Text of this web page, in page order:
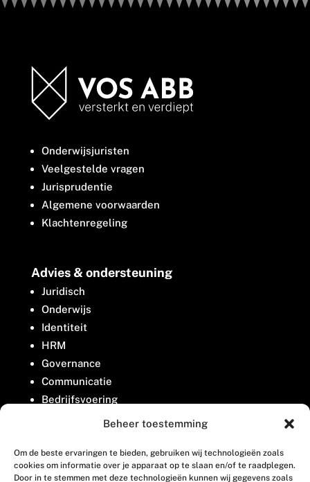
Beheer toestemming
Om de beste ervaringen te bieden, gebruiken wij technologieën zoals
cookies om informatie over je apparaat op te slaan en/of te raadplegen.
Door in te stemmen met deze technologieën kunnen wij gegevens zoals
Onderwijsjuristen
Veelgestelde vragen
Jurisprudentie
Algemene voorwaarden
Klachtenregeling
Advies & ondersteuning
Juridisch
Onderwijs
Identiteit
HRM
Governance
Communicatie
Bedrijfsvoering
Belangenbehartiging
Contact